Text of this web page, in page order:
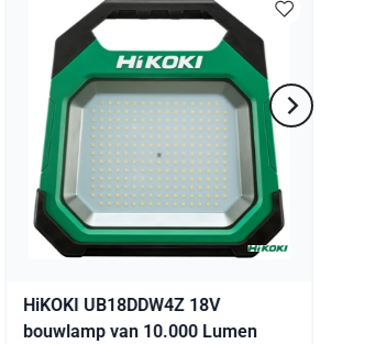
HiKOKI UB18DDW4Z 18V
bouwlamp van 10.000 Lumen